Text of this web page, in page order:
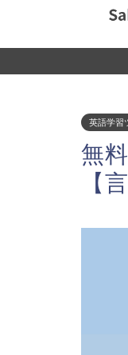
英語学習
無
【